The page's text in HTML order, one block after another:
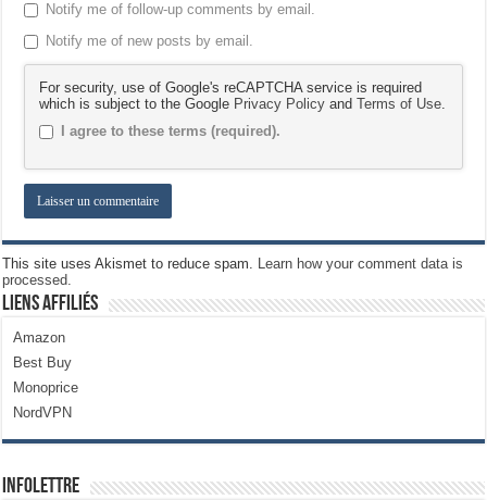
Notify me of follow-up comments by email.
Notify me of new posts by email.
For security, use of Google's reCAPTCHA service is required
which is subject to the Google Privacy Policy andTerms of Use.
I agree to these terms (required).
This site uses Akismet to reduce spam. Learn how your comment data is
processed.
Liens Affiliés
Amazon
Best Buy
Monoprice
NordVPN
Infolettre